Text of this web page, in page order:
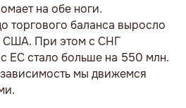
на обе ноги.
торгового баланса выросло
США. При этом с СНГ
ЕС стало больше на 550 млн.
мы движемся